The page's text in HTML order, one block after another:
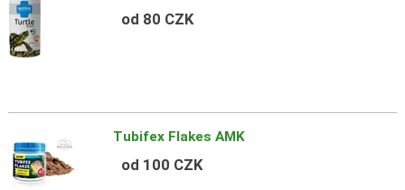
od 80 CZK
Tubifex Flakes AMK
od 100 CZK